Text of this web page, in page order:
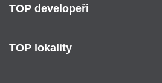
TOP developeři
TOP lokality